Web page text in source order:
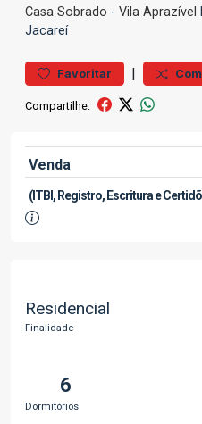
Casa Sobrado - Vila Aprazível
Jacareí
Favoritar |
Compartilhe:
Venda
(ITBI, Registro, Escritura e
Residencial
Finalidade
6
Dormitórios